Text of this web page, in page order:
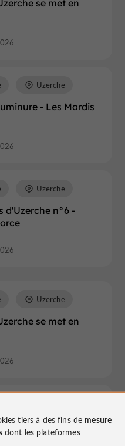
se met en
- Les Mardis
Uzerche
d'Uzerche n°6 -
Uzerche
se met en
Uzerche
tiers à des fins de mesure
dont les plateformes